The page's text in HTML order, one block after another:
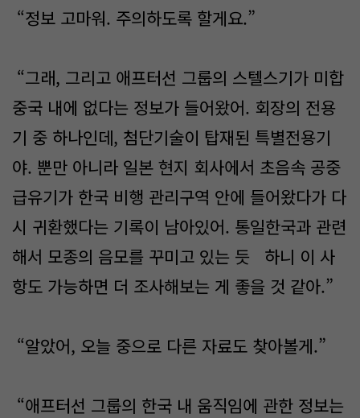
“정보 고마워. 주의하도록 할게요.”
“그래, 그리고 애프터선 그룹의 스텔스기가 미합
중국 내에 없다는 정보가 들어왔어. 회장의 전용
기 중 하나인데, 첨단기술이 탑재된 특별전용기
야. 뿐만 아니라 일본 현지 회사에서 초음속 공중
급유기가 한국 비행 관리구역 안에 들어왔다가 다
시 귀환했다는 기록이 남아있어. 통일한국과 관련
해서 모종의 음모를 꾸미고 있는 듯 하니 이 사
항도 가능하면 더 조사해보는 게 좋을 것 같아.”
“알았어, 오늘 중으로 다른 자료도 찾아볼게.”
“애프터선 그룹의 한국 내 움직임에 관한 정보는